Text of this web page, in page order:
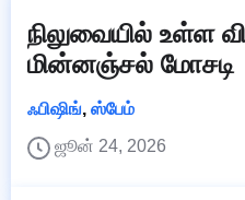
நிலுவையில் உள்ள
மின்னஞ்சல் மோசடி
ஃபிஷிங், ஸ்பேம்
ஜூன் 24, 2026